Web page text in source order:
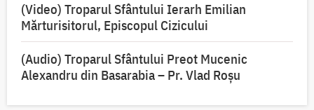
(Video) Troparul Sfântului Ierarh Emilian
Mărturisitorul, Episcopul Cizicului
(Audio) Troparul Sfântului Preot Mucenic
Alexandru din Basarabia – Pr. Vlad Roșu